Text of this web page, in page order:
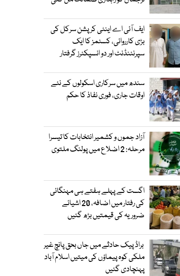
ایف آئی اے اینٹی کرپشن سرکل کی
بڑی کارروائی، کسٹمز کا ایک
سپرنٹنڈنٹ اور دو انسپکٹرز گرفتار
سندھ میں سرکاری اسکولوں کے نئے
اوقات جاری، فوری نفاذ کا حکم
آزاد جموں و کشمیر انتخابات کا تیسرا
مرحلہ: 2 اضلاع میں پولنگ ملتوی
اگست کے پہلے ہفتے ہی مہنگائی
کی رفتار میں اضافہ، 20 اشیائے
ضروریہ کی قیمتیں بڑھ گئیں
براڈ پیک حادثے میں جاں بحق پانچ غیر
ملکی کوہ پیماؤں کی میتیں اسلام آباد
پہنچادی گئیں